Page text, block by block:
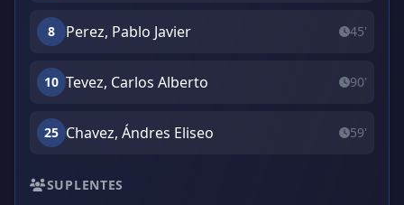
8 Perez, Pablo Javier 45'
10 Tevez, Carlos Alberto 90'
25 Chavez, Ándres Eliseo 59'
SUPLENTES